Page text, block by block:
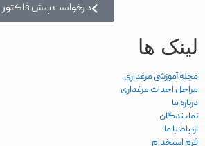
درخواست پیش فاکتور
لینک ها
مجله آموزشی مرغداری
مراحل احداث مرغداری
درباره ما
نمایندگان
ارتباط با ما
فرم استخدام